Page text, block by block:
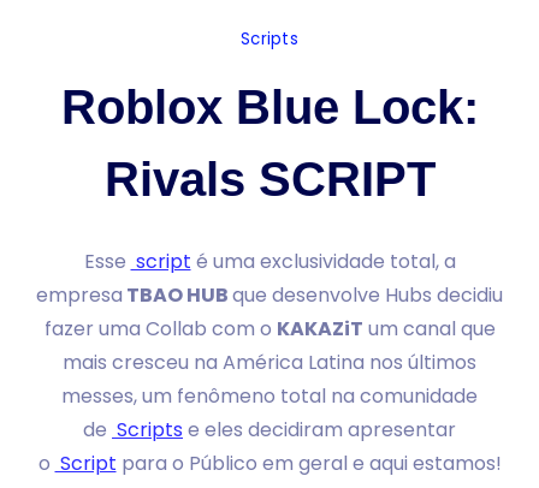
Scripts
Roblox Blue Lock:
Rivals SCRIPT
Esse script é uma exclusividade total, a
empresa TBAO HUBque desenvolve Hubs decidiu
fazer uma Collab com o KAKAZiT um canal que
mais cresceu na América Latina nos últimos
messes, um fenômeno total na comunidade
de Scripts e eles decidiram apresentar
o Script para o Público em geral e aqui estamos!